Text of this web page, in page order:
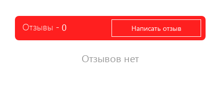
Отзывы - 0 Написать отзыв
Отзывов нет